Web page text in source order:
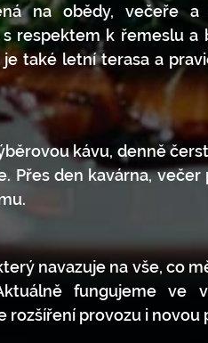
na obědy, večeře a
respektem k řemeslu a
je také letní terasa a
kávu, denně
Přes den kavárna,
navazuje na vše, co
fungujeme ve
rozšíření provozu i novou